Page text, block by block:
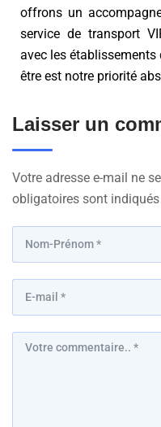
offrons un
service de transport
avec les établissements
être est notre priorité
Laisser un
Votre adresse e-mail ne
obligatoires sont